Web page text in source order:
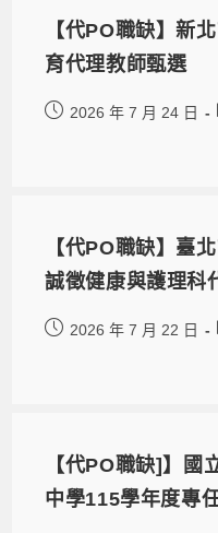
【代PO職缺】新
育代理教師甄選
2026 年 7 月 24 日
【代PO職缺】臺
誠徵健康與護理科
2026 年 7 月 22 日
【代PO職缺]】國
中學115學年度專